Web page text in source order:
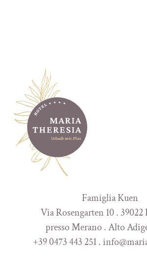
Famiglia Kuen
Via Rosengarten 10 .
presso Merano . Alto
+39 0473 443 251 .